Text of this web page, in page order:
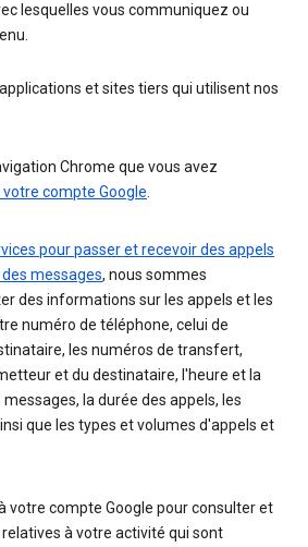
lesquelles vous communiquez ou
et sites tiers qui utilisent nos
Chrome que vous avez
compte Google.
pour passer et recevoir des appels
messages, nous sommes
des informations sur les appels et les
numéro de téléphone, celui de
les numéros de transfert,
et du destinataire, l'heure et la
la durée des appels, les
que les types et volumes d'appels et
votre compte Google pour consulter et
à votre activité qui sont